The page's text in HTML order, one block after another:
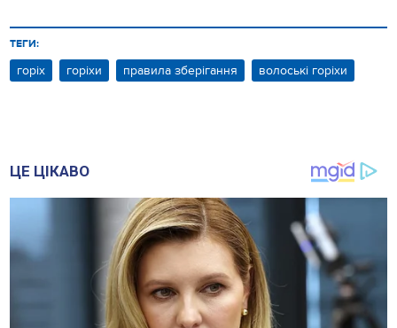
ТЕГИ:
горіх горіхи правила зберігання волоські горіхи
ЦЕ ЦІКАВО